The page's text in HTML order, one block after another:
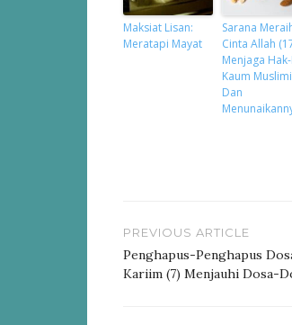
Maksiat Lisan:
Meratapi Mayat
Sarana
Cinta Allah
Menjaga
Kaum
Dan
Post
navigation
PREVIOUS ARTICLE
Penghapus-Penghapus
Kariim (7) Menjauhi Dosa-